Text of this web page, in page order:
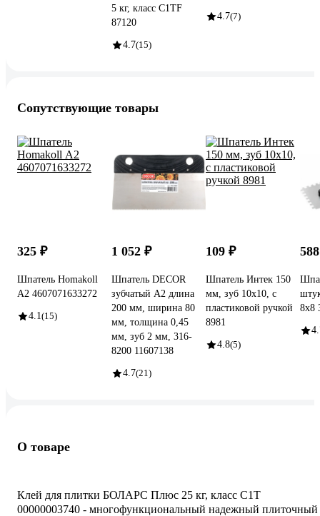
5 кг, класс C1TF
87120
4.7(15)
4.7(7)
Сопутствующие товары
325 ₽
Шпатель Homakoll
А2 4607071633272
4.1 (15)
1 052 ₽
Шпатель DECOR
зубчатый А2 длина
200 мм, ширина 80
мм, толщина 0,45
мм, зуб 2 мм, 316-
8200 11607138
4.7(21)
109 ₽
Шпатель Интек 150
мм, зуб 10х10, с
пластиковой ручкой
8981
4.8(5)
8x8
О товаре
Клей для плитки БОЛАРС Плюс 25 кг, класс C1T
00000003740 - многофункциональный надежный плиточный